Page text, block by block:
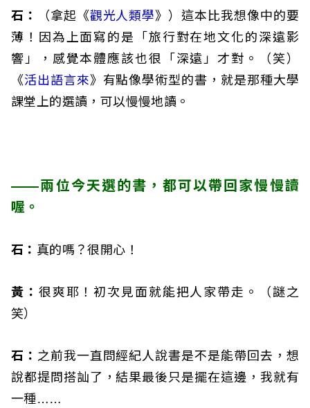
石： （拿起《觀光人類學》）這本比我想像中的要
薄！因為上面寫的是「旅行對在地文化的深遠影
響」，感覺本體應該也很「深遠」才對。（笑）
《活出語言來》有點像學術型的書，就是那種大學
課堂上的選讀，可以慢慢地讀。
——兩位今天選的書，都可以帶回家慢慢讀
喔。
石： 真的嗎？很開心！
黃： 很爽耶！初次見面就能把人家帶走。（謎之
笑）
石： 之前我一直問經紀人說書是不是能帶回去，想
說都提問搭訕了，結果最後只是擺在這邊，我就有
一種……